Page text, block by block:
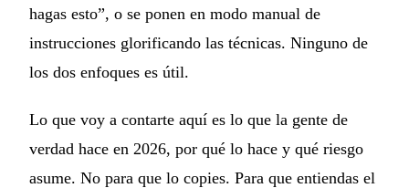
hagas esto”, o se ponen en modo manual de
instrucciones glorificando las técnicas. Ninguno de
los dos enfoques es útil.
Lo que voy a contarte aquí es lo que la gente de
verdad hace en 2026, por qué lo hace y qué riesgo
asume. No para que lo copies. Para que entiendas el